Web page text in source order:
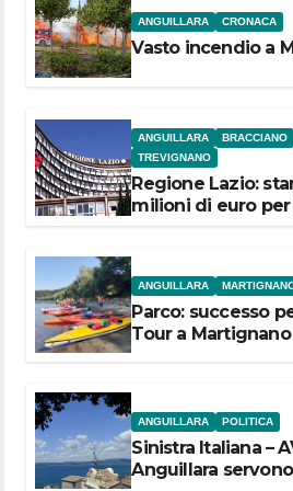
ANGUILLARA CRONACA
Vasto incendio a
ANGUILLARA BRACCIANO
TREVIGNANO
Regione Lazio:
milioni di euro per
ANGUILLARA
Parco: successo
Tour a Martignano
ANGUILLARA POLITICA
Sinistra Italiana –
Anguillara servono